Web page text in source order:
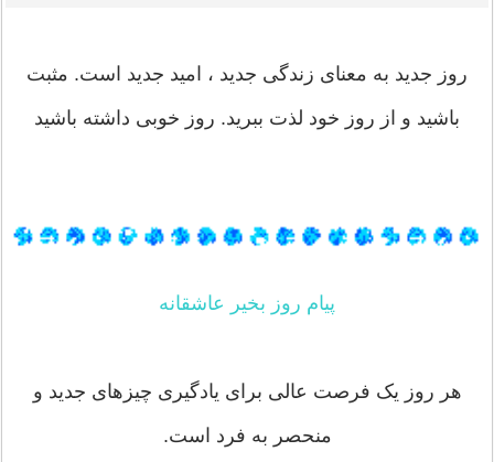
روز جدید به معنای زندگی جدید ، امید جدید است. مثبت
باشید و از روز خود لذت ببرید. روز خوبی داشته باشید
پیام روز بخیر عاشقانه
هر روز یک فرصت عالی برای یادگیری چیزهای جدید و
منحصر به فرد است.